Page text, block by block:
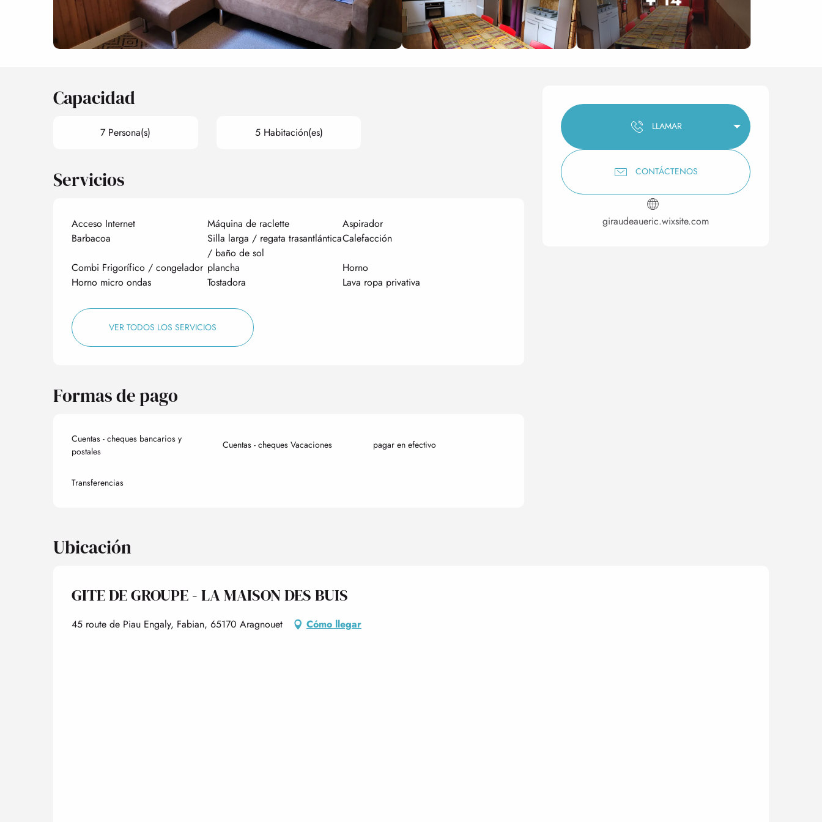
Horarios y datos de
LLAMAR
CONTÁCTENOS
giraudeaueric.wixsite.com
Capacidad
7 Persona(s) 5 Habitación(es)
Servicios
Acceso Internet Máquina de raclette
Aspirador
Barbacoa
Silla larga / regata trasantlántica
/ baño de sol
Calefacción
Combi Frigorífico / congelador plancha
Horno
Horno micro ondas
Tostadora Lava ropa privativa
VER TODOS LOS SERVICIOS
Formas de pago
Cuentas - cheques bancarios y
postales
Cuentas - cheques Vacaciones pagar en efectivo
Transferencias
Ubicación
GITE DE GROUPE - LA MAISON DES BUIS
45 route de Piau Engaly, Fabian, 65170 Aragnouet Cómo llegar